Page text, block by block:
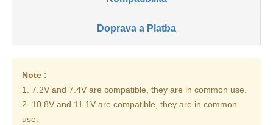
Doprava a Platba
Note :
1. 7.2V and 7.4V are compatible, they are in common use.
2. 10.8V and 11.1V are compatible, they are in common
use.